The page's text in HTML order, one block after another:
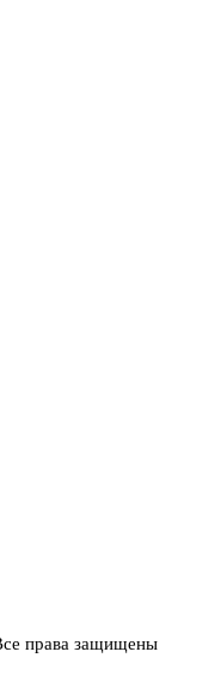
права защищены